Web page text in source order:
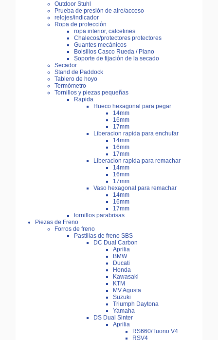
Outdoor Stuhl
Prueba de presión de aire/acceso
relojes/indicador
Ropa de protección
ropa interior, calcetines
Chalecos/protectores protectores
Guantes mecánicos
Bolsillos Casco Rueda / Plano
Soporte de fijación de la secado
Secador
Stand de Paddock
Tablero de hoyo
Termómetro
Tornillos y piezas pequeñas
Rapida
Hueco hexagonal para pegar
14mm
16mm
17mm
Liberacion rapida para enchufar
14mm
16mm
17mm
Liberacion rapida para remachar
14mm
16mm
17mm
Vaso hexagonal para remachar
14mm
16mm
17mm
tornillos parabrisas
Piezas de Freno
Forros de freno
Pastillas de freno SBS
DC Dual Carbon
Aprilia
BMW
Ducati
Honda
Kawasaki
KTM
MV Agusta
Suzuki
Triumph Daytona
Yamaha
DS Dual Sinter
Aprilia
RS660/Tuono V4
RSV4